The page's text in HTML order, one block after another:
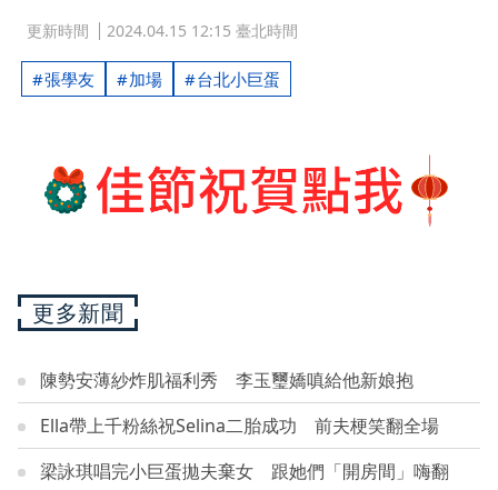
更新時間 2024.04.15 12:15 臺北時間
張學友 加場 台北小巨蛋
更多新聞
陳勢安薄紗炸肌福利秀 李玉璽嬌嗔給他新娘抱
Ella帶上千粉絲祝Selina二胎成功 前夫梗笑翻全場
梁詠琪唱完小巨蛋拋夫棄女 跟她們「開房間」嗨翻